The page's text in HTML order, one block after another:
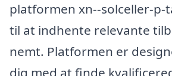
platformen xn--solceller-p-
til at indhente relevante
nemt. Platformen er
dig med at finde